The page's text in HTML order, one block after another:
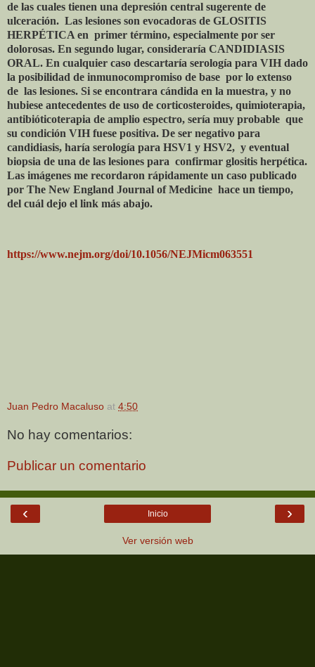
de las cuales tienen una depresión central sugerente de
ulceración. Las lesiones son evocadoras de GLOSITIS
HERPÉTICA en primer término, especialmente por ser
dolorosas. En segundo lugar, consideraría CANDIDIASIS
ORAL. En cualquier caso descartaría serología para VIH dado
la posibilidad de inmunocompromiso de base por lo extenso
de las lesiones. Si se encontrara cándida en la muestra, y no
hubiese antecedentes de uso de corticosteroides, quimioterapia,
antibióticoterapia de amplio espectro, sería muy probable que
su condición VIH fuese positiva. De ser negativo para
candidiasis, haría serología para HSV1 y HSV2, y eventual
biopsia de una de las lesiones para confirmar glositis herpética.
Las imágenes me recordaron rápidamente un caso publicado
por The New England Journal of Medicine hace un tiempo,
del cuál dejo el link más abajo.
https://www.nejm.org/doi/10.1056/NEJMicm063551
Juan Pedro Macaluso at 4:50
No hay comentarios:
Publicar un comentario
‹ ›
Inicio
Ver versión web